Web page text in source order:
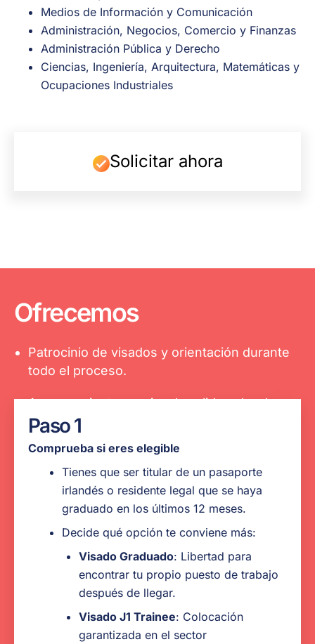
Medios de Información y Comunicación
Administración, Negocios, Comercio y Finanzas
Administración Pública y Derecho
Ciencias, Ingeniería, Arquitectura, Matemáticas y
Ocupaciones Industriales
Solicitar ahora
Ofrecemos
Patrocinio de visados y orientación durante
todo el proceso.
Asesoramiento previo a la salida sobre los
documentos necesarios, el presupuesto,
qué esperar a tu llegada, etc.
Apoyo a la búsqueda de empleo en EE.UU.
Soporte 24 horas al día, 7 días a la semana y
los EE. UU.
Puestos de trabajo preestablecidos antes de
partir para graduados de
hostelería/gastronomía
Paso 1
Comprueba si eres elegible
Tienes que ser titular de un pasaporte
irlandés o residente legal que se haya
graduado en los últimos 12 meses.
Decide qué opción te conviene más:
Visado Graduado: Libertad para
encontrar tu propio puesto de trabajo
después de llegar.
Visado J1 Trainee: Colocación
garantizada en el sector